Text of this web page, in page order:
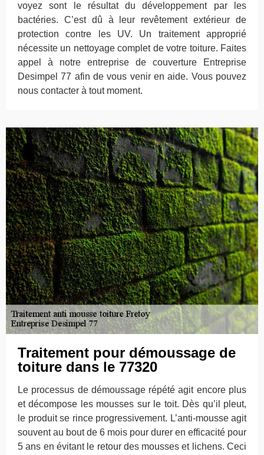
voyez sont le résultat du développement par les
bactéries. C’est dû à leur revêtement extérieur de
protection contre les UV. Un traitement approprié
nécessite un nettoyage complet de votre toiture. Faites
appel à notre entreprise de couverture Entreprise
Desimpel 77 afin de vous venir en aide. Vous pouvez
nous contacter à tout moment.
Traitement pour démoussage de
toiture dans le 77320
Le processus de démoussage répété agit encore plus
et décompose les mousses sur le toit. Dès qu’il pleut,
le produit se rince progressivement. L’anti-mousse agit
souvent au bout de 6 mois pour durer en efficacité pour
5 ans en évitant le retour des mousses et lichens. Ceci